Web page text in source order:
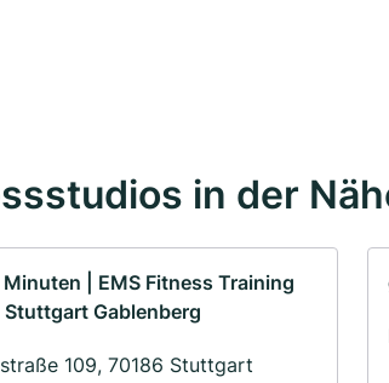
in der
Minuten | EMS Fitness Training
Gablenberg
109, 70186 Stuttgart